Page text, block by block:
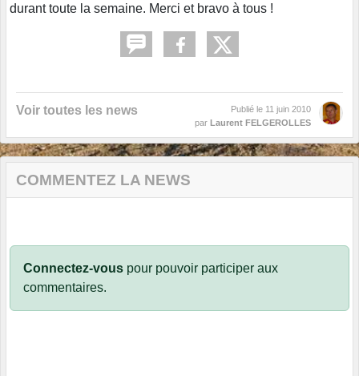
durant toute la semaine. Merci et bravo à tous !
Voir toutes les news Publié le 11 juin 2010
par Laurent FELGEROLLES
COMMENTEZ LA NEWS
Connectez-vous pour pouvoir participer aux
commentaires.